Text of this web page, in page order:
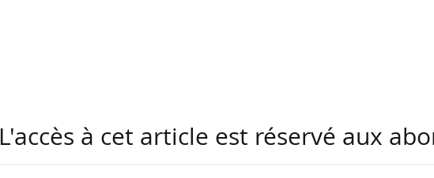
L'accès à cet article est réservé aux